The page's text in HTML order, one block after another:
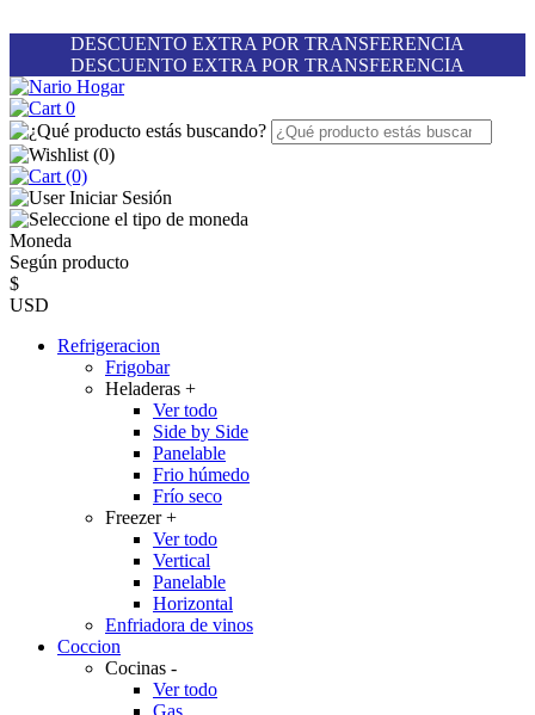
DESCUENTO EXTRA POR TRANSFERENCIA
DESCUENTO EXTRA POR TRANSFERENCIA
0
(0)
(0)
Iniciar Sesión
Moneda
Según producto
$
USD
Refrigeracion
Frigobar
Heladeras +
Ver todo
Side by Side
Panelable
Frio húmedo
Frío seco
Freezer+
Ver todo
Vertical
Panelable
Horizontal
Enfriadora de vinos
Coccion
Cocinas -
Ver todo
Gas